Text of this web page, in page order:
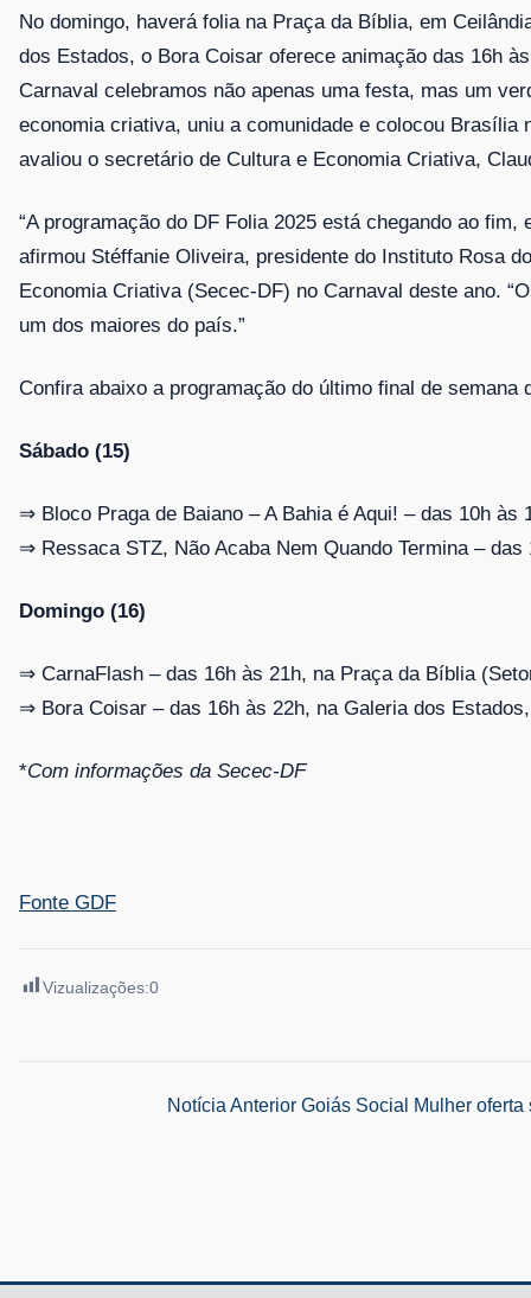
No domingo, haverá folia na Praça da Bíblia, em
dos Estados, o Bora Coisar oferece animação das 16h
Carnaval celebramos não apenas uma festa, mas um
economia criativa, uniu a comunidade e colocou Brasília
avaliou o secretário de Cultura e Economia Criativa,
“A programação do DF Folia 2025 está chegando ao
afirmou Stéffanie Oliveira, presidente do Instituto Rosa
Economia Criativa (Secec-DF) no Carnaval deste ano.
um dos maiores do país.”
Confira abaixo a programação do último final de semana
Sábado (15)
⇒ Bloco Praga de Baiano – A Bahia é Aqui! – das 10h
⇒ Ressaca STZ, Não Acaba Nem Quando Termina –
Domingo (16)
⇒ CarnaFlash – das 16h às 21h, na Praça da Bíblia
⇒ Bora Coisar – das 16h às 22h, na Galeria dos
*Com informações da Secec-DF
Fonte GDF
Vizualizações:0
Notícia Anterior Goiás Social Mulher